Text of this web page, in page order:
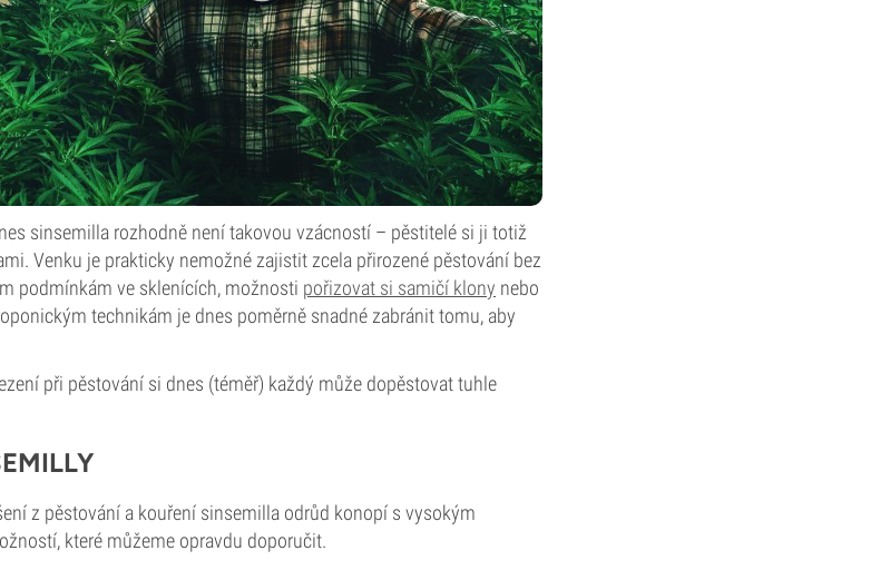
sinsemilla rozhodně není takovou vzácností – pěstitelé si ji totiž
Venku je prakticky nemožné zajistit zcela přirozené pěstování bez
podmínkám ve sklenících, možnosti pořizovat si samičí klony nebo
technikám je dnes poměrně snadné zabránit tomu, aby
při pěstování si dnes (téměř) každý může dopěstovat tuhle
z pěstování a kouření sinsemilla odrůd konopí s vysokým
které můžeme opravdu doporučit.